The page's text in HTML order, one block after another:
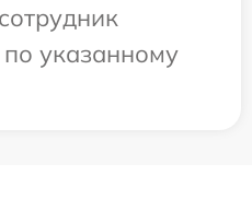
по указанному